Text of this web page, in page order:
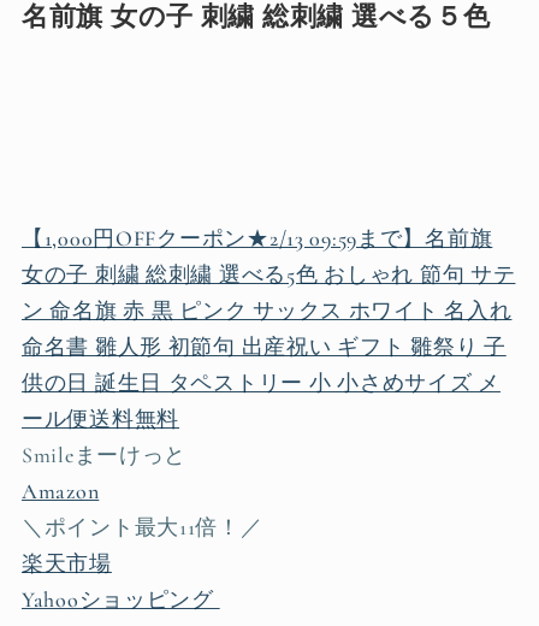
名前旗 女の子 刺繍 総刺繍 選べる５色
【1,000円OFFクーポン★2/13 09:59まで】名前旗
女の子 刺繍 総刺繍 選べる5色 おしゃれ 節句 サテ
ン 命名旗 赤 黒 ピンク サックス ホワイト 名入れ
命名書 雛人形 初節句 出産祝い ギフト 雛祭り 子
供の日 誕生日 タペストリー 小 小さめサイズ メ
ール便送料無料
Smileまーけっと
Amazon
＼ポイント最大11倍！／
楽天市場
Yahooショッピング